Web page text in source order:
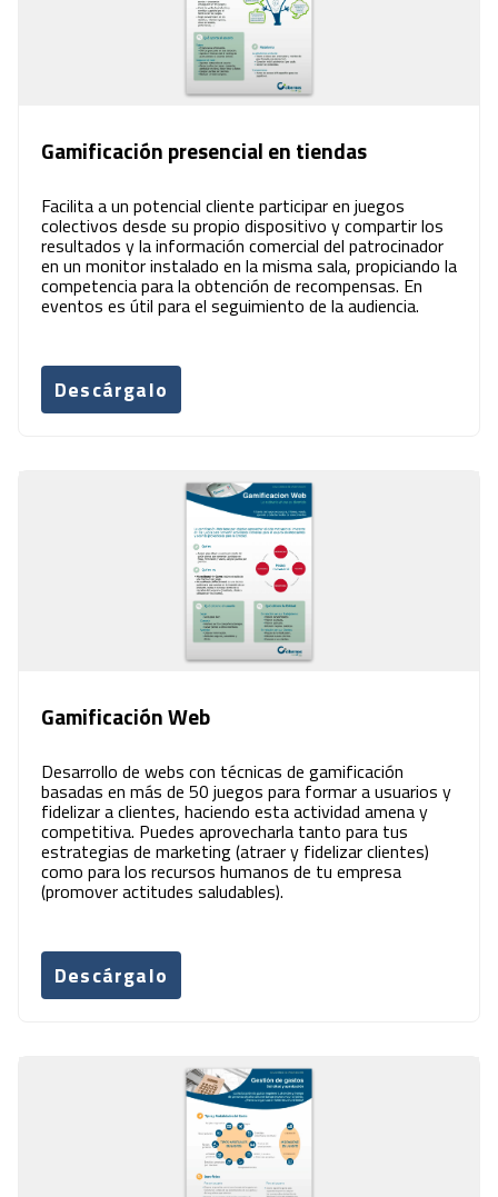
Gamificación presencial en tiendas
Facilita a un potencial cliente participar en juegos
colectivos desde su propio dispositivo y compartir los
resultados y la información comercial del patrocinador
en un monitor instalado en la misma sala, propiciando la
competencia para la obtención de recompensas. En
eventos es útil para el seguimiento de la audiencia.
Descárgalo
Gamificación Web
Desarrollo de webs con técnicas de gamificación
basadas en más de 50 juegos para formar a usuarios y
fidelizar a clientes, haciendo esta actividad amena y
competitiva. Puedes aprovecharla tanto para tus
estrategias de marketing (atraer y fidelizar clientes)
como para los recursos humanos de tu empresa
(promover actitudes saludables).
Descárgalo